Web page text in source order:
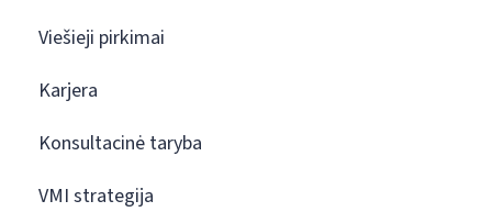
Viešieji pirkimai
Karjera
Konsultacinė taryba
VMI strategija